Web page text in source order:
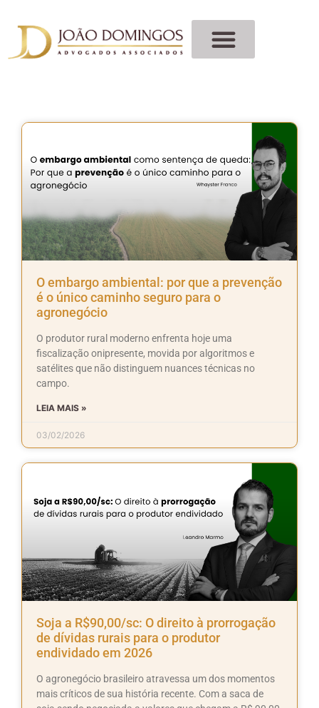
O embargo ambiental: por que a prevenção
é o único caminho seguro para o
agronegócio
O produtor rural moderno enfrenta hoje uma
fiscalização onipresente, movida por algoritmos e
satélites que não distinguem nuances técnicas no
campo.
LEIA MAIS »
03/02/2026
Soja a R$90,00/sc: O direito à prorrogação
de dívidas rurais para o produtor
endividado em 2026
O agronegócio brasileiro atravessa um dos momentos
mais críticos de sua história recente. Com a saca de